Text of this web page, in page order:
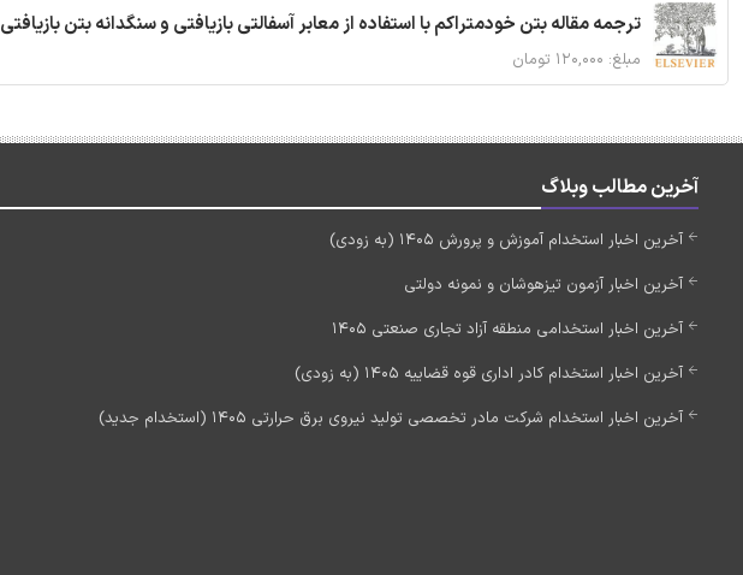
ترجمه مقاله بتن خودمتراکم با استفاده از معابر آسفالتی بازیافتی و سنگدانه بتن بازیافتی
مبلغ: ۱۲۰,۰۰۰ تومان
آخرین مطالب وبلاگ
آخرین اخبار استخدام آموزش و پرورش 1405 (به زودی)
آخرین اخبار آزمون تیزهوشان و نمونه دولتی
آخرین اخبار استخدامی منطقه آزاد تجاری صنعتی 1405
آخرین اخبار استخدام کادر اداری قوه قضاییه 1405 (به زودی)
آخرین اخبار استخدام شرکت مادر تخصصی تولید نیروی برق حرارتی 1405 (استخدام جدید)